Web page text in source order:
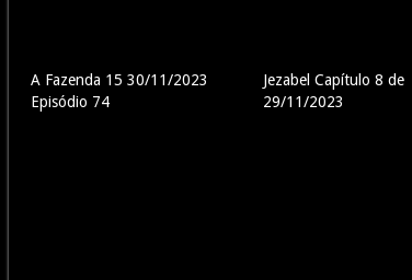
A Fazenda 15 30/11/2023
Episódio 74
Jezabel Capítulo 8 de
29/11/2023